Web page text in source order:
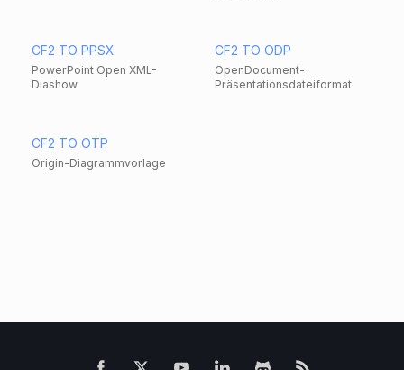
CF2 TO PPSX
PowerPoint Open XML-
Diashow
CF2 TO ODP
OpenDocument-
Präsentationsdateiformat
CF2 TO OTP
Origin-Diagrammvorlage